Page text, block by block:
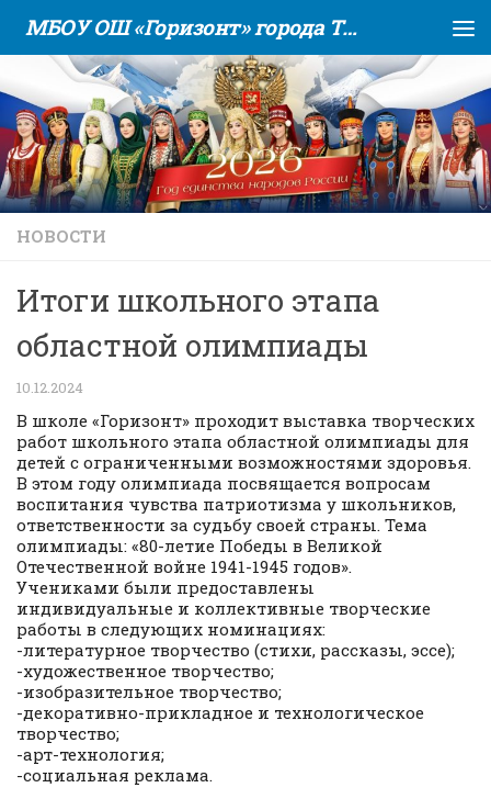
Skip to content МБОУ ОШ «Горизонт» города Тюмени
НОВОСТИ
Итоги школьного этапа
областной олимпиады
10.12.2024
В школе «Горизонт» проходит выставка творческих
работ школьного этапа областной олимпиады для
детей с ограниченными возможностями здоровья.
В этом году олимпиада посвящается вопросам
воспитания чувства патриотизма у школьников,
ответственности за судьбу своей страны. Тема
олимпиады: «80-летие Победы в Великой
Отечественной войне 1941-1945 годов».
Учениками были предоставлены
индивидуальные и коллективные творческие
работы в следующих номинациях:
-литературное творчество (стихи, рассказы, эссе);
-художественное творчество;
-изобразительное творчество;
-декоративно-прикладное и технологическое
творчество;
-арт-технология;
-социальная реклама.